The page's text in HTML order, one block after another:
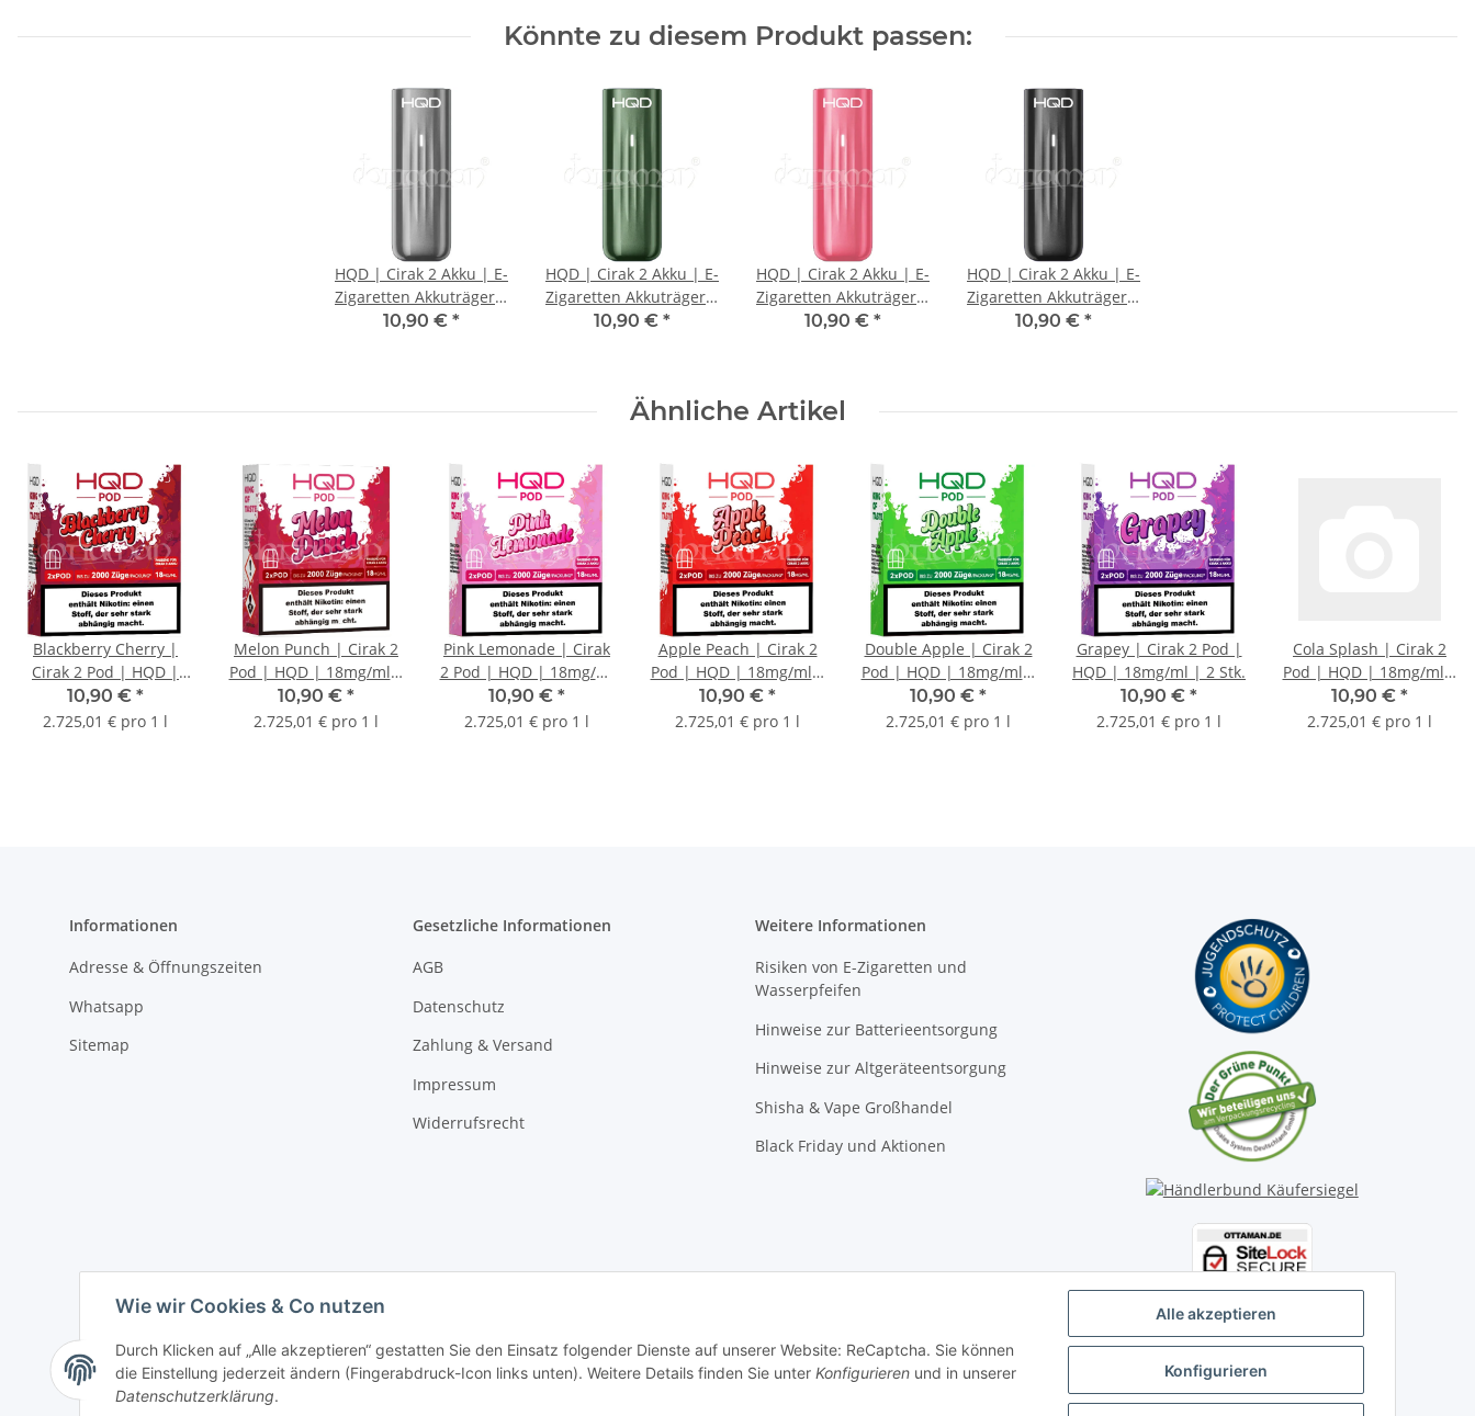
Könnte zu diesem Produkt passen:
HQD | Cirak 2 Akku | E-
Zigaretten Akkuträger |
Grau
10,90 € *
HQD | Cirak 2 Akku | E-
Zigaretten Akkuträger |
Grün
10,90 € *
HQD | Cirak 2 Akku | E-
Zigaretten Akkuträger |
Pink
10,90 € *
HQD | Cirak 2 Akku | E-
Zigaretten Akkuträger |
Schwarz
10,90 € *
Ähnliche Artikel
Blackberry Cherry |
Cirak 2 Pod | HQD |
18mg/ml | 2 Stk.
10,90 € *
2.725,01 € pro 1 l
Melon Punch | Cirak 2
Pod | HQD | 18mg/ml |
2 Stk.
10,90 € *
2.725,01 € pro 1 l
Pink Lemonade | Cirak
2 Pod | HQD | 18mg/ml
| 2 Stk.
10,90 € *
2.725,01 € pro 1 l
Apple Peach | Cirak 2
Pod | HQD | 18mg/ml |
2 Stk.
10,90 € *
2.725,01 € pro 1 l
Double Apple | Cirak 2
Pod | HQD | 18mg/ml |
2 Stk.
10,90 € *
2.725,01 € pro 1 l
Grapey | Cirak 2 Pod |
HQD | 18mg/ml | 2 Stk.
10,90 € *
2.725,01 € pro 1 l
Cola Splash | Cirak 2
Pod | HQD | 18mg/ml |
2 Stk.
10,90 € *
2.725,01 € pro 1 l
Informationen
Adresse & Öffnungszeiten
Whatsapp
Sitemap
Gesetzliche Informationen
AGB
Datenschutz
Zahlung & Versand
Impressum
Widerrufsrecht
Weitere Informationen
Risiken von E-Zigaretten und
Wasserpfeifen
Hinweise zur Batterieentsorgung
Hinweise zur Altgeräteentsorgung
Shisha & Vape Großhandel
Black Friday und Aktionen
Wie wir Cookies & Co nutzen
Durch Klicken auf „Alle akzeptieren“ gestatten Sie den Einsatz folgender Dienste auf unserer Website: ReCaptcha. Sie können
die Einstellung jederzeit ändern (Fingerabdruck-Icon links unten). Weitere Details finden Sie unter Konfigurieren und in unserer
Datenschutzerklärung.
Alle akzeptieren
Konfigurieren